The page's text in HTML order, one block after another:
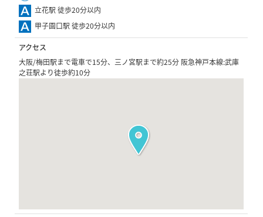
立花駅 徒歩20分以内
甲子園口駅 徒歩20分以内
アクセス
大阪/梅田駅まで電車で15分、三ノ宮駅まで約25分 阪急神戸本線:武庫
之荘駅より徒歩約10分